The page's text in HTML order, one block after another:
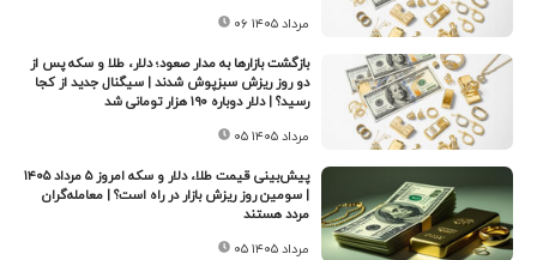
۰۶ مرداد ۱۴۰۵
بازگشت بازارها به مدار صعود؛ دلار، طلا و سکه پس از
دو روز ریزش سبزپوش شدند | سیگنال جدید از کجا
رسید؟ | دلار دوباره ۱۹۰ هزار تومانی شد
۰۵ مرداد ۱۴۰۵
پیش‌بینی قیمت طلا، دلار و سکه امروز ۵ مرداد ۱۴۰۵
| سومین روز ریزش بازار در راه است؟ | معامله‌گران
مردد هستند
۰۵ مرداد ۱۴۰۵